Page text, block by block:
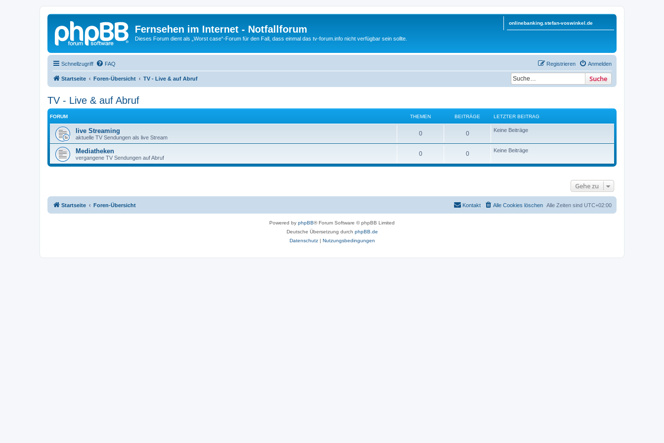
Fernsehen im Internet - Notfallforum
Dieses Forum dient als „Worst case“-Forum für den Fall, dass einmal das tv-forum.info nicht verfügbar sein sollte.
onlinebanking.stefan-voswinkel.de
Schnellzugriff FAQ Anmelden
Registrieren
Startseite Foren-Übersicht TV - Live & auf Abruf Suche
TV - Live & auf Abruf
FORUM THEMEN BEITRÄGE LETZTER BEITRAG
live Streaming
aktuelle TV Sendungen als live Stream
0 0 Keine Beiträge
Mediatheken
vergangene TV Sendungen auf Abruf
0 0 Keine Beiträge
Gehe zu
Startseite Foren-Übersicht Alle Zeiten sind UTC+02:00
Alle Cookies löschen
Kontakt
Powered by phpBB® Forum Software © phpBB Limited
Deutsche Übersetzung durch phpBB.de
Datenschutz| Nutzungsbedingungen